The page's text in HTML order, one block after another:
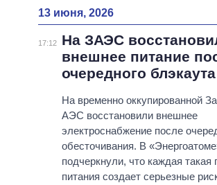
13 июня, 2026
17:12
На ЗАЭС
внешнее питание
очередного блэкаута
На временно оккупированной
АЭС восстановили внешнее
электроснабжение после
обесточивания. В
подчеркнули, что каждая такая
питания создает серьезные